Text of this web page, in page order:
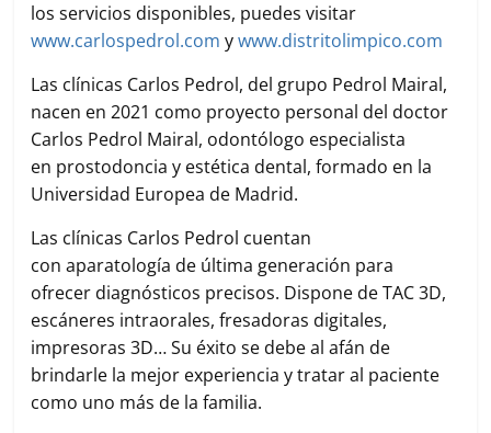
los servicios disponibles, puedes visitar
www.carlospedrol.com ywww.distritolimpico.com
Las clínicas Carlos Pedrol, del grupo Pedrol Mairal,
nacen en 2021 como proyecto personal del doctor
Carlos Pedrol Mairal, odontólogo especialista
en prostodoncia y estética dental, formado en la
Universidad Europea de Madrid.
Las clínicas Carlos Pedrol cuentan
con aparatología de última generación para
ofrecer diagnósticos precisos. Dispone de TAC 3D,
escáneres intraorales, fresadoras digitales,
impresoras 3D… Su éxito se debe al afán de
brindarle la mejor experiencia y tratar al paciente
como uno más de la familia.